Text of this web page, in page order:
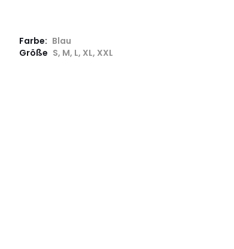
Farbe: Blau
Größe S, M, L, XL, XXL